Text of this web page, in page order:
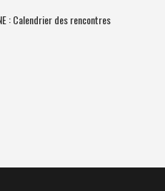
: Calendrier des rencontres